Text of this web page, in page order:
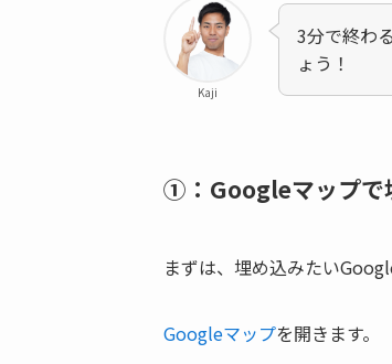
Kaji
3分で終わ
ょう！
①：Googleマップで
まずは、埋め込みたい
Googleマップを開きます。